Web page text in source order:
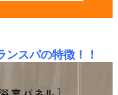
スパの特徴！！